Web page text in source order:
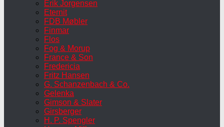
Erik Jorgensen
Eternit
FDB Møbler
Finmar
Flos
Fog & Morup
France & Son
Fredericia
Fritz Hansen
G. Schanzenbach & Co.
Gelenka
Gimson & Slater
Girsberger
H. P. Spengler